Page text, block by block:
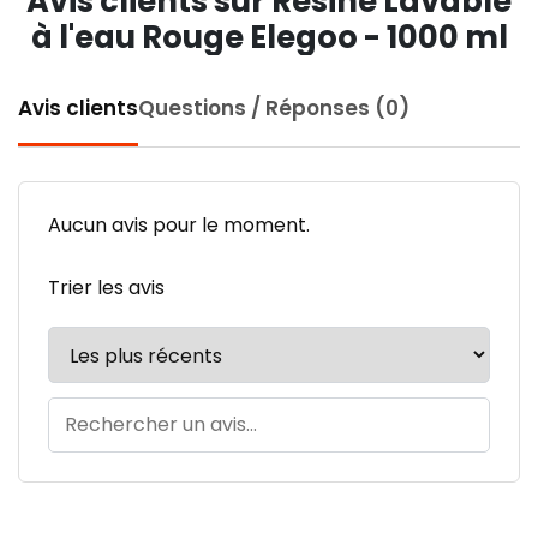
à l'eau Rouge Elegoo - 1000 ml
Avis clientsQuestions / Réponses (0)
Aucun avis pour le moment.
Trier les avis